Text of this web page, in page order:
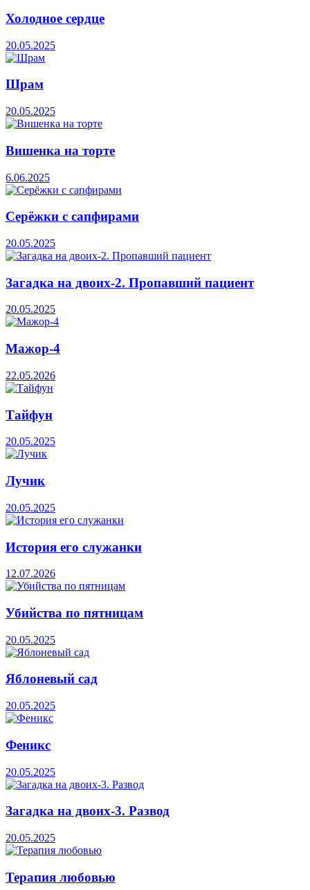
Холодное сердце
20.05.2025
Шрам
20.05.2025
Вишенка на торте
6.06.2025
Серёжки с сапфирами
20.05.2025
Загадка на двоих-2. Пропавший пациент
20.05.2025
Мажор-4
22.05.2026
Тайфун
20.05.2025
Лучик
20.05.2025
История его служанки
12.07.2026
Убийства по пятницам
20.05.2025
Яблоневый сад
20.05.2025
Феникс
20.05.2025
Загадка на двоих-3. Развод
20.05.2025
Терапия любовью